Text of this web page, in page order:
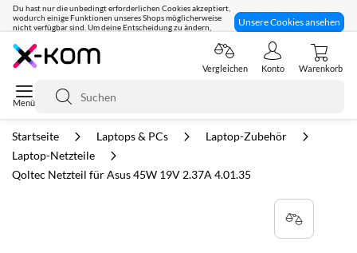
Du hast nur die unbedingt erforderlichen Cookies akzeptiert,
wodurch einige Funktionen unseres Shops möglicherweise
nicht verfügbar sind. Um deine Entscheidung zu ändern,
Unsere Cookies ansehen
Seit 8 Jahren für dich da!
Suche
Vergleichen Konto Warenkorb
Startseite Laptops & PCs
Laptop-Zubehör
Laptop-Netzteile
Qoltec Netzteil für Asus 45W 19V 2.37A 4.01.35